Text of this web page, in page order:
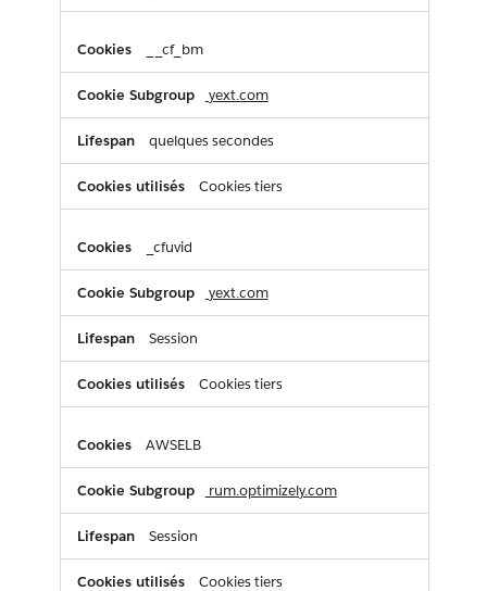
__cf_bm
yext.com
quelques secondes
Cookies tiers
_cfuvid
yext.com
Session
Cookies tiers
AWSELB
rum.optimizely.com
Session
Cookies tiers